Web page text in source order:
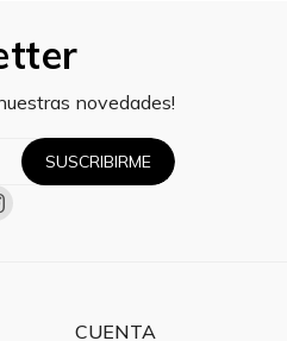
novedades!
SUSCRIBIRME
CUENTA